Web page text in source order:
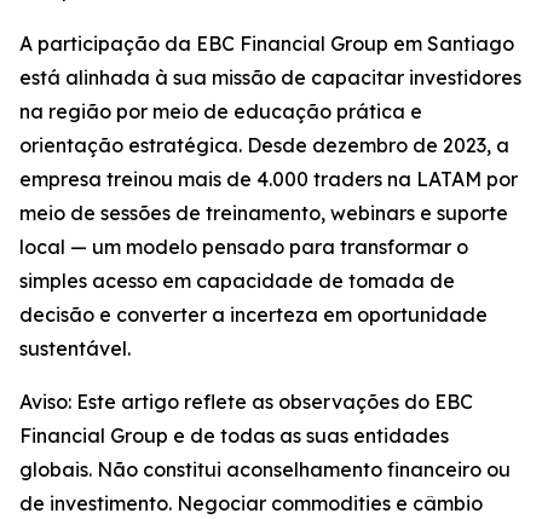
A participação da EBC Financial Group em Santiago
está alinhada à sua missão de capacitar investidores
na região por meio de educação prática e
orientação estratégica. Desde dezembro de 2023, a
empresa treinou mais de 4.000 traders na LATAM por
meio de sessões de treinamento, webinars e suporte
local — um modelo pensado para transformar o
simples acesso em capacidade de tomada de
decisão e converter a incerteza em oportunidade
sustentável.
Aviso: Este artigo reflete as observações do EBC
Financial Group e de todas as suas entidades
globais. Não constitui aconselhamento financeiro ou
de investimento. Negociar commodities e câmbio